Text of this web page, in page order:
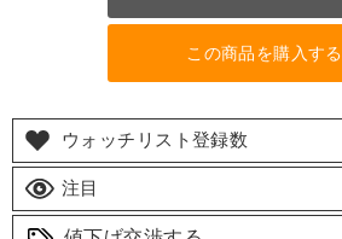
この商品を購入する
ウォッチリスト登録数
注目